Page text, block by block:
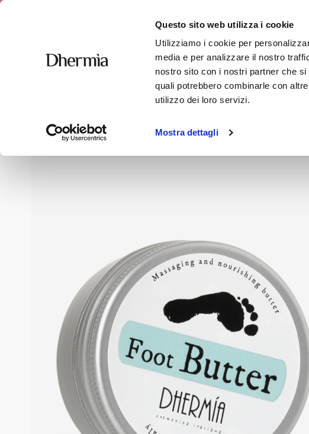
Questo sito web utilizza i cookie
Utilizziamo i cookie per
media e per analizzare il nostro
nostro sito con i nostri partner che
quali potrebbero combinarle con
utilizzo dei loro servizi.
Mostra dettagli
VISO
Burro Piedi Foot Butter